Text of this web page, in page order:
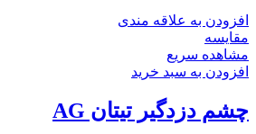
افزودن به علاقه مندی
مقایسه
مشاهده سریع
افزودن به سبد خرید
چشم دزدگیر تیتان AG